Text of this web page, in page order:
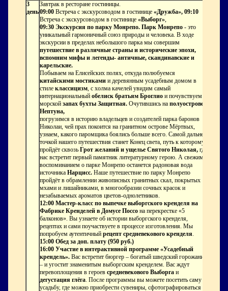
3
день
Завтрак в ресторане гостиницы.
09:00 Встреча с экскурсоводом в гостинице «Дружба», 09:10
Встреча с экскурсоводом в гостинице «Выборг»,
09:30 Экскурсия по парку Монрепо. Парк Монрепо - это
уникальный гармоничный союз природы и человека. В ходе
экскурсии в пределах небольшого парка мы совершим
путешествие в различные страны и исторические эпохи,
вспомним мифы и легенды- античные, скандинавские и
карельские.
Побываем на Елисейских полях, откуда полюбуемся
китайскими мостиками и деревянным усадебным домом в
стиле классицизм, с холма качелей увидим самый
интернациональный обелиск братьям Броглио и почувствуем
морской запах бухты Защитная. Очутившись на полуострове
Нептуна,
погрузимся в историю владельцев и создателей парка баронов
Николаи, чей прах покоится на гранитном острове Мёртвых,
узнаем, какого паромщика боялись больше всего. Самой дальней
точкой нашего путешествия станет Конец света, путь к которому
пройдёт сквозь Грот желаний и ущелье Святого Николая, где
нас встретит первый памятник литературному герою. А свежим
воспоминанием о парке Монрепо останется радоновая вода
источника Нарцисс. Наше путешествие по парку Монрепо
пройдёт в обрамлении живописных гранитных скал, покрытых
мхами и лишайниками, в многообразии сочных красок и
незабываемых ароматов цветов-однолетников.
12:00 Мастер-класс по выпечке выборгского кренделя на
Фабрике Кренделей в Домусе Поссо на перекрестке «5
балконов». Вы узнаете об истории выборгского кренделя,
рецептах и сами поучаствуете в процессе изготовления. Мы
попробуем аутентичный рецепт средневекового кренделя.
15:00 Обед за доп. плату (950 руб.)
16:00 Участие в интерактивной программе «Усадебный
крендель». Вас встретит бюргер – богатый шведский горожанин
– и угостит знаменитым выборгским кренделем. Вас ждут
перевоплощения в героев средневекового Выборга и
дегустация глёга. После программы вы можете посетить саму
усадьбу, где можно приобрести сувениры, сфотографироваться с